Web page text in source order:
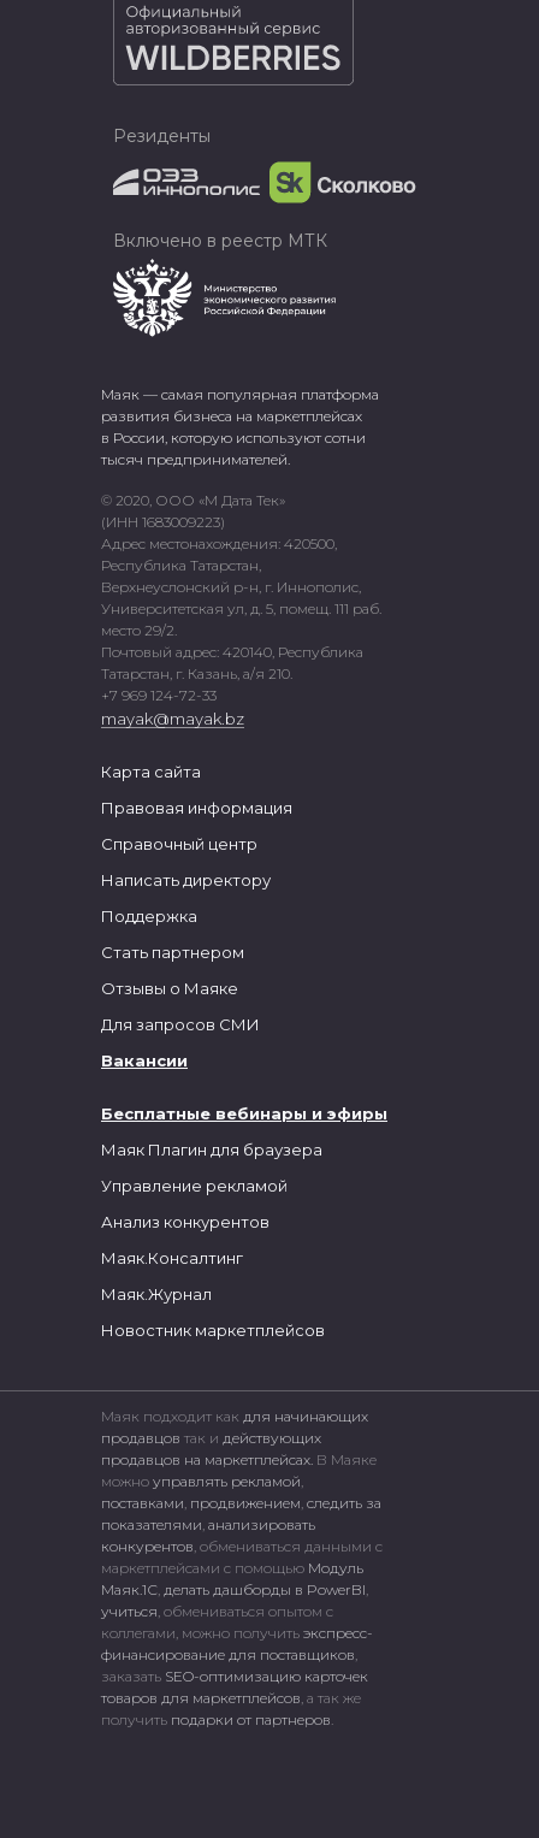
Маяк — самая популярная платформа
развития бизнеса на маркетплейсах
в России, которую используют сотни
тысяч предпринимателей.
© 2020, ООО «М Дата Тек»
(ИНН 1683009223)
Адрес местонахождения: 420500,
Республика Татарстан,
Верхнеуслонский р-н, г. Иннополис,
Университетская ул, д. 5, помещ. 111 раб.
место 29/2.
Почтовый адрес: 420140, Республика
Татарстан, г. Казань, а/я 210.
+7 969 124-72-33
mayak@mayak.bz
Бесплатные вебинары и эфиры
Маяк Плагин для браузера
Управление рекламой
Анализ конкурентов
Маяк.Консалтинг
Маяк.Журнал
Новостник маркетплейсов
Карта сайта
Правовая информация
Справочный центр
Написать директору
Поддержка
Стать партнером
Отзывы о Маяке
Для запросов СМИ
Вакансии
Резиденты
Включено в реестр МТК
Маяк подходит как для начинающих
продавцов так и действующих
продавцов на маркетплейсах. В Маяке
можно управлять рекламой,
поставками, продвижением, следить за
показателями, анализировать
конкурентов, обмениваться данными с
маркетплейсами c помощью Модуль
Маяк.1С, делать дашборды в PowerBI,
учиться, обмениваться опытом с
коллегами, можно получить экспресс-
финансирование для поставщиков,
заказать SEO-оптимизацию карточек
товаров для маркетплейсов, а так же
получить подарки от партнеров.